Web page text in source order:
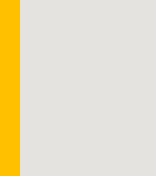
Les
Le choc